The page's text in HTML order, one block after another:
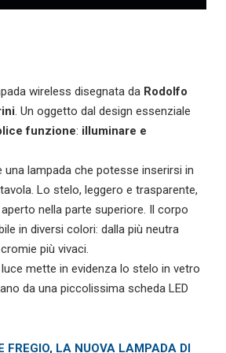
wireless disegnata da Rodolfo
. Un oggetto dal design essenziale
funzione: illuminare e
una lampada che potesse inserirsi in
Lo stelo, leggero e trasparente,
nella parte superiore. Il corpo
in diversi colori: dalla più neutra
più vivaci.
mette in evidenza lo stelo in vetro
da una piccolissima scheda LED
FREGIO, LA NUOVA LAMPADA DI